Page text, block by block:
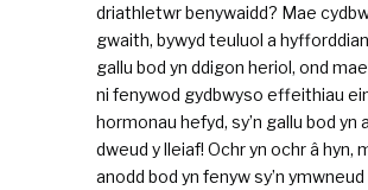
driathletwr benywaidd? Mae
gwaith, bywyd teuluol a
gallu bod yn ddigon heriol, ond
ni fenywod gydbwyso effeithiau
hormonau hefyd, sy’n gallu bod yn
dweud y lleiaf! Ochr yn ochr â hyn,
anodd bod yn fenyw sy’n ymwneud